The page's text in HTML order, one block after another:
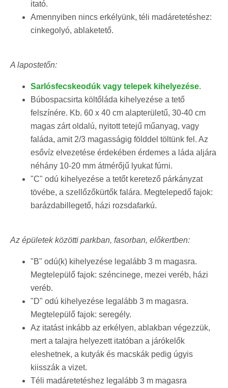
itató.
Amennyiben nincs erkélyünk, téli madáretetéshez:
cinkegolyó, ablaketető.
A lapostetőn:
Sarlósfecskeodúk vagy telepek kihelyezése.
Búbospacsirta költőláda kihelyezése a tető
felszínére. Kb. 60 x 40 cm alapterületű, 30-40 cm
magas zárt oldalú, nyitott tetejű műanyag, vagy
faláda, amit 2/3 magasságig földdel töltünk fel. Az
esővíz elvezetése érdekében érdemes a láda aljára
néhány 10-20 mm átmérőjű lyukat fúrni.
"C" odú kihelyezése a tetőt keretező párkányzat
tövébe, a szellőzőkürtők falára. Megtelepedő fajok:
barázdabillegető, házi rozsdafarkú.
Az épületek közötti parkban, fasorban, előkertben:
"B" odú(k) kihelyezése legalább 3 m magasra.
Megtelepülő fajok: széncinege, mezei veréb, házi
veréb.
"D" odú kihelyezése legalább 3 m magasra.
Megtelepülő fajok: seregély.
Az itatást inkább az erkélyen, ablakban végezzük,
mert a talajra helyezett itatóban a járókelők
eleshetnek, a kutyák és macskák pedig úgyis
kiisszák a vizet.
Téli madáretetéshez legalább 3 m magasra